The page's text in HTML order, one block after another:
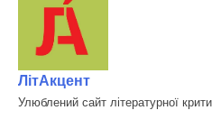
ЛітАкцент
Улюблений сайт літературної